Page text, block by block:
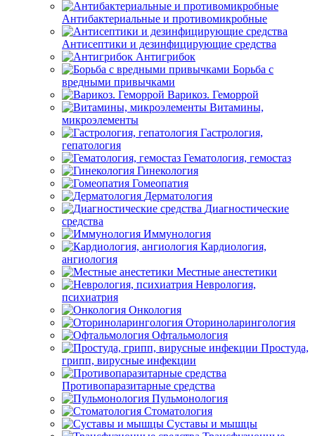
Антибактериальные и противомикробные
Антисептики и дезинфицирующие средства
Антигрибок
Борьба с
вредными привычками
Варикоз. Геморрой
Витамины,
микроэлементы
Гастрология,
гепатология
Гематология, гемостаз
Гинекология
Гомеопатия
Дерматология
Диагностические
средства
Иммунология
Кардиология,
ангиология
Местные анестетики
Неврология,
психиатрия
Онкология
Оториноларингология
Офтальмология
Простуда,
грипп, вирусные инфекции
Противопаразитарные средства
Пульмонология
Стоматология
Суставы и мышцы